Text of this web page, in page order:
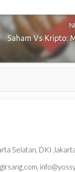
Saham Vs Kripto:
Selatan, DKI